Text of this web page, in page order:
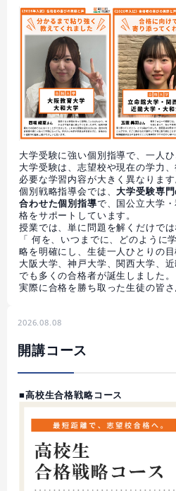
大学受験に強い個別指導で、一人
大学受験は、志望校や現在の学力
必要な学習内容が大きく異なります
個別戦略指導会では、大学受験専
合わせた個別指導で、国公立大学
格をサポートしています。
授業では、単に問題を解くだけでは
「 何を、いつまでに、どのように
略を明確にし、生徒一人ひとりの目
大阪大学、神戸大学、関西大学、
でも多くの合格者が誕生しました。
実際に合格を勝ち取った生徒の皆さ
2026.08.08
開講コース
■高校生合格戦略コース